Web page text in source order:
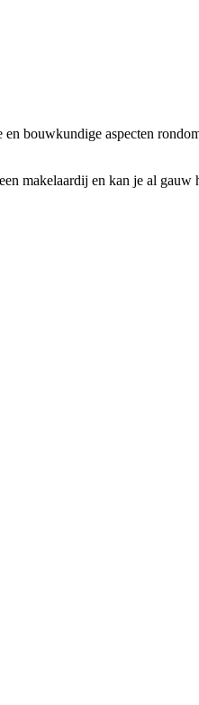
bouwkundige aspecten
makelaardij en kan je al gauw